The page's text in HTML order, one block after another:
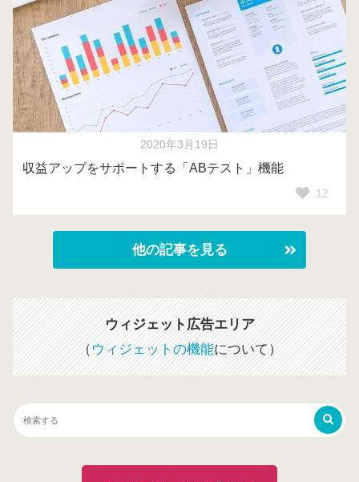
2020年3月19日
収益アップをサポートする「ABテスト」機能
12
他の記事を見る
ウィジェット広告エリア
（ ウィジェットの機能について）